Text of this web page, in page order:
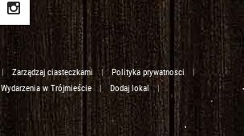
| Zarządzaj ciasteczkami | Polityka prywatnosci
|
Wydarzenia w Trójmieście | Dodaj lokal
|